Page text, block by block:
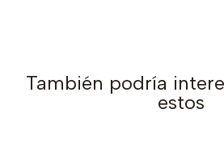
También podría
estos